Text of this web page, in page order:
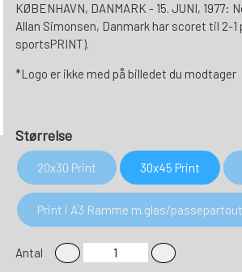
KØBENHAVN, DANMARK - 15. JUNI,
Allan Simonsen, Danmark har scoret til 2-1
sportsPRINT).
*Logo er ikke med på billedet du modtager
Størrelse
20x30 Print 30x45 Print
Print i A3 Ramme m.glas/passepartout
Antal